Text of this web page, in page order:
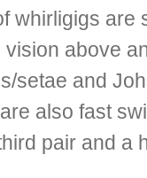
whirligigs are
above
setae and
also fast
pair and a